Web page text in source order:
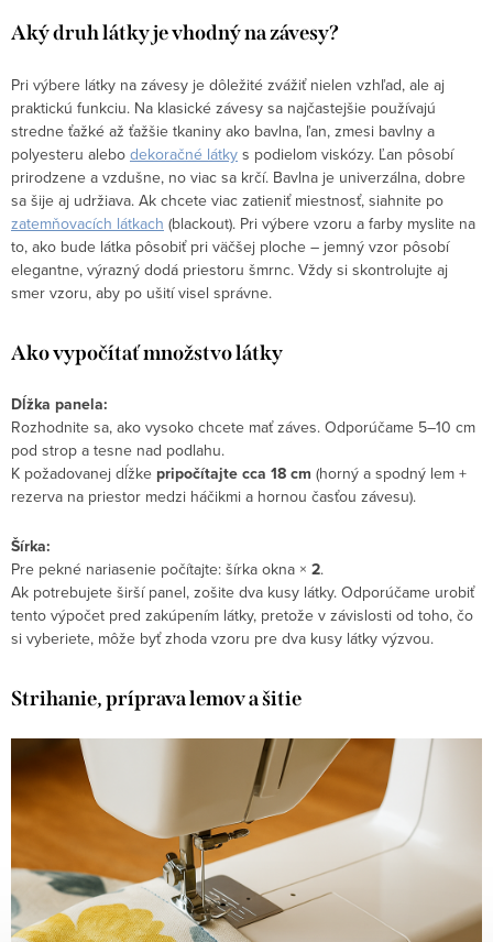
Aký druh látky je vhodnýna závesy?
Pri výbere látky na závesy je dôležité zvážiť nielen vzhľad, ale aj
praktickú funkciu. Na klasické závesy sa najčastejšie používajú
stredne ťažké až ťažšie tkaniny ako bavlna, ľan, zmesi bavlny a
polyesteru alebo dekoračné látky s podielom viskózy. Ľan pôsobí
prirodzene a vzdušne, no viac sa krčí. Bavlna je univerzálna, dobre
sa šije aj udržiava. Ak chcete viac zatieniť miestnosť, siahnite po
zatemňovacích látkach (blackout). Pri výbere vzoru a farby myslite na
to, ako bude látka pôsobiť pri väčšej ploche – jemný vzor pôsobí
elegantne, výrazný dodá priestoru šmrnc. Vždy si skontrolujte aj
smer vzoru, aby po ušití visel správne.
Ako vypočítať množstvo látky
Dĺžka panela:
Rozhodnite sa, ako vysoko chcete mať záves. Odporúčame 5–10 cm
pod strop a tesne nad podlahu.
K požadovanej dĺžke pripočítajtecca 18 cm (horný a spodný lem +
rezerva na priestor medzi háčikmi a hornou časťou závesu).
Šírka:
Pre pekné nariasenie počítajte: šírka okna × 2.
Ak potrebujete širší panel, zošite dva kusy látky. Odporúčame urobiť
tento výpočet pred zakúpením látky, pretože v závislosti od toho, čo
si vyberiete, môže byť zhoda vzoru pre dva kusy látky výzvou.
Strihanie, príprava lemov ašitie